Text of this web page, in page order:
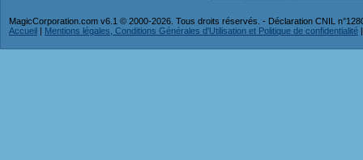
MagicCorporation.com v6.1 © 2000-2026. Tous droits réservés. - Déclaration CNIL
Accueil | Mentions légales, Conditions Générales d'Utilisation et Politique de confidentialité